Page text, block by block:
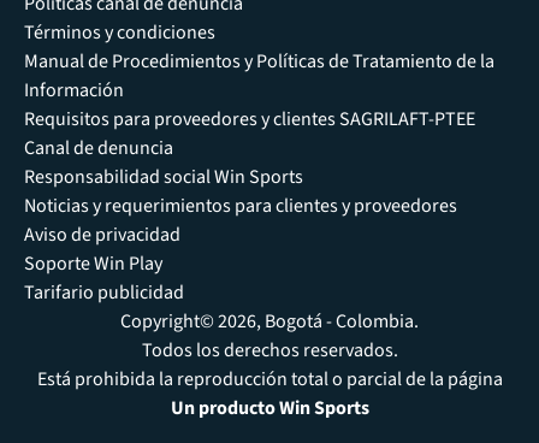
Términos y condiciones
Manual de Procedimientos y Políticas de Tratamiento de la
Información
Requisitos para proveedores y clientes SAGRILAFT-PTEE
Canal de denuncia
Responsabilidad social Win Sports
Noticias y requerimientos para clientes y proveedores
Aviso de privacidad
Soporte Win Play
Tarifario publicidad
Copyright© 2026, Bogotá - Colombia.
Todos los derechos reservados.
Está prohibida la reproducción total o parcial de la página
Un producto Win Sports